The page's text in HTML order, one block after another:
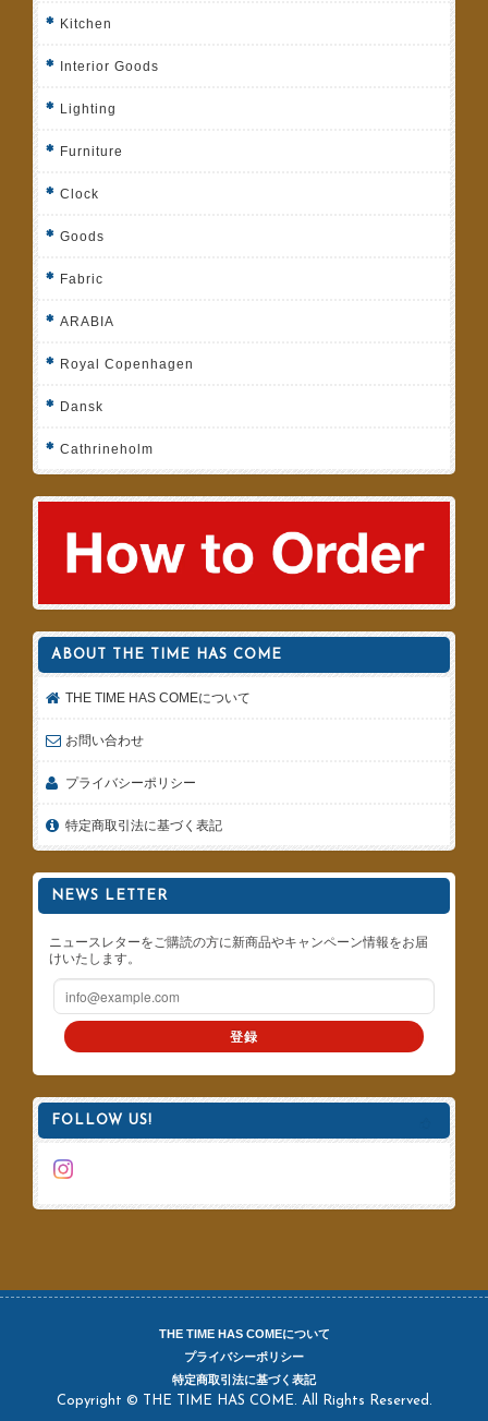
Kitchen
Interior Goods
Lighting
Furniture
Clock
Goods
Fabric
ARABIA
Royal Copenhagen
Dansk
Cathrineholm
ABOUT THE TIME HAS COME
THE TIME HAS COMEについて
お問い合わせ
プライバシーポリシー
特定商取引法に基づく表記
NEWS LETTER
ニュースレターをご購読の方に新商品やキャンペーン情報をお届
けいたします。
登録
FOLLOW US!
THE TIME HAS COMEについて
プライバシーポリシー
特定商取引法に基づく表記
Copyright © THE TIME HAS COME. All Rights Reserved.